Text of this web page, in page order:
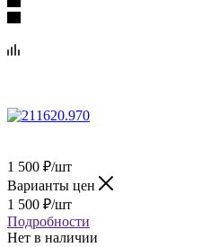
1 500 ₽/шт
Варианты цен
1 500 ₽/шт
Подробности
Нет в наличии